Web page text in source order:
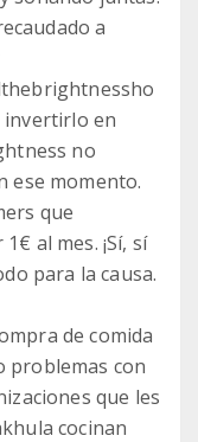
a
invertirlo en
no
ese momento.
que
al mes. ¡Sí, sí
para la causa.
de comida
problemas con
que les
cocinan